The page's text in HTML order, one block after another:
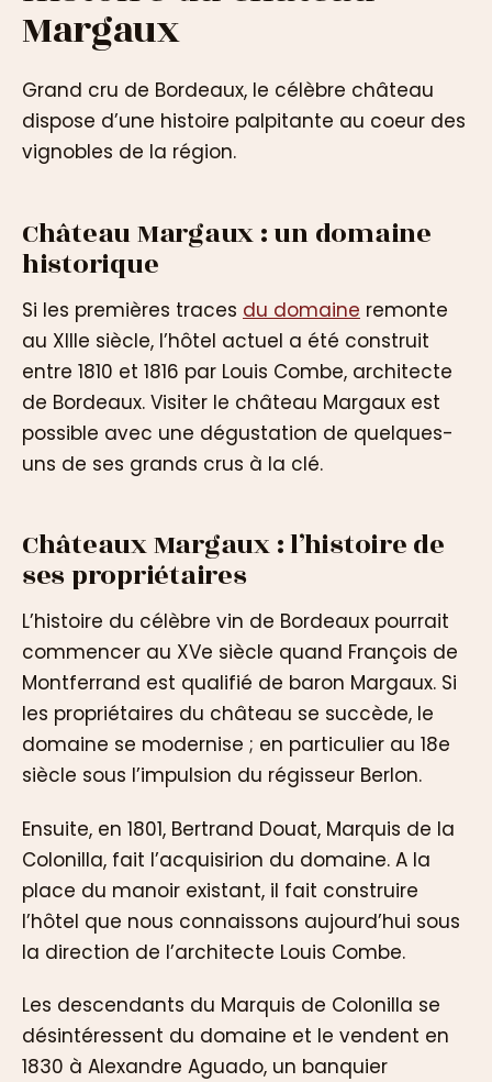
Margaux
Grand cru de Bordeaux, le célèbre château
dispose d’une histoire palpitante au coeur des
vignobles de la région.
Château Margaux : un domaine
historique
Si les premières traces du domaine remonte
au XIIIe siècle, l’hôtel actuel a été construit
entre 1810 et 1816 par Louis Combe, architecte
de Bordeaux. Visiter le château Margaux est
possible avec une dégustation de quelques-
uns de ses grands crus à la clé.
Châteaux Margaux : l’histoire de
ses propriétaires
L’histoire du célèbre vin de Bordeaux pourrait
commencer au XVe siècle quand François de
Montferrand est qualifié de baron Margaux. Si
les propriétaires du château se succède, le
domaine se modernise ; en particulier au 18e
siècle sous l’impulsion du régisseur Berlon.
Ensuite, en 1801, Bertrand Douat, Marquis de la
Colonilla, fait l’acquisirion du domaine. A la
place du manoir existant, il fait construire
l’hôtel que nous connaissons aujourd’hui sous
la direction de l’architecte Louis Combe.
Les descendants du Marquis de Colonilla se
désintéressent du domaine et le vendent en
1830 à Alexandre Aguado, un banquier